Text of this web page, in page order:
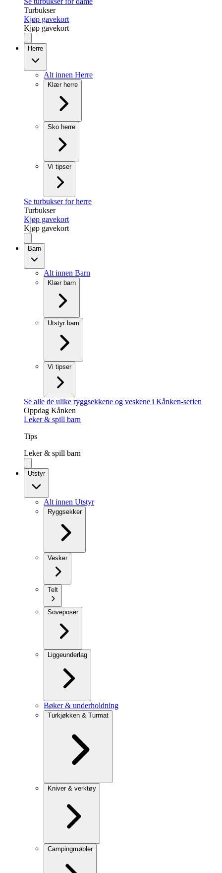
Turbukser
Kjøp gavekort
Kjøp gavekort
Herre
Alt innen Herre
Klær herre
Sko herre
Vi tipser
Se turbukser for herre
Turbukser
Kjøp gavekort
Kjøp gavekort
Barn
Alt innen Barn
Klær barn
Utstyr barn
Vi tipser
Se alle de ulike ryggsekkene og veskene i Kånken-serien
Oppdag Kånken
Leker & spill barn
Tips
Leker & spill barn
Utstyr
Alt innen Utstyr
Ryggsekker
Vesker
Telt
Soveposer
Liggeunderlag
Bøker & underholdning
Turkjøkken & Turmat
Kniver & verktøy
Campingmøbler